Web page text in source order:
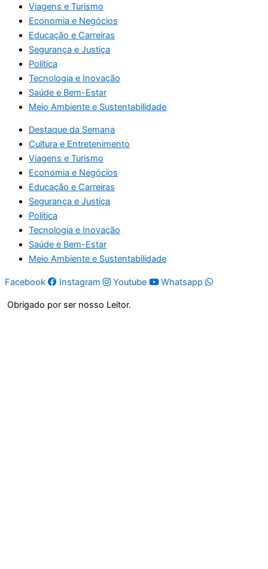
Viagens e Turismo
Economia e Negócios
Educação e Carreiras
Segurança e Justiça
Política
Tecnologia e Inovação
Saúde e Bem-Estar
Meio Ambiente e Sustentabilidade
Destaque da Semana
Cultura e Entretenimento
Viagens e Turismo
Economia e Negócios
Educação e Carreiras
Segurança e Justiça
Política
Tecnologia e Inovação
Saúde e Bem-Estar
Meio Ambiente e Sustentabilidade
Facebook Instagram Youtube Whatsapp
Obrigado por ser nosso Leitor.